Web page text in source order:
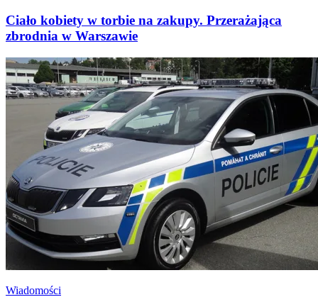
Ciało kobiety w torbie na zakupy. Przerażająca
zbrodnia w Warszawie
Wiadomości